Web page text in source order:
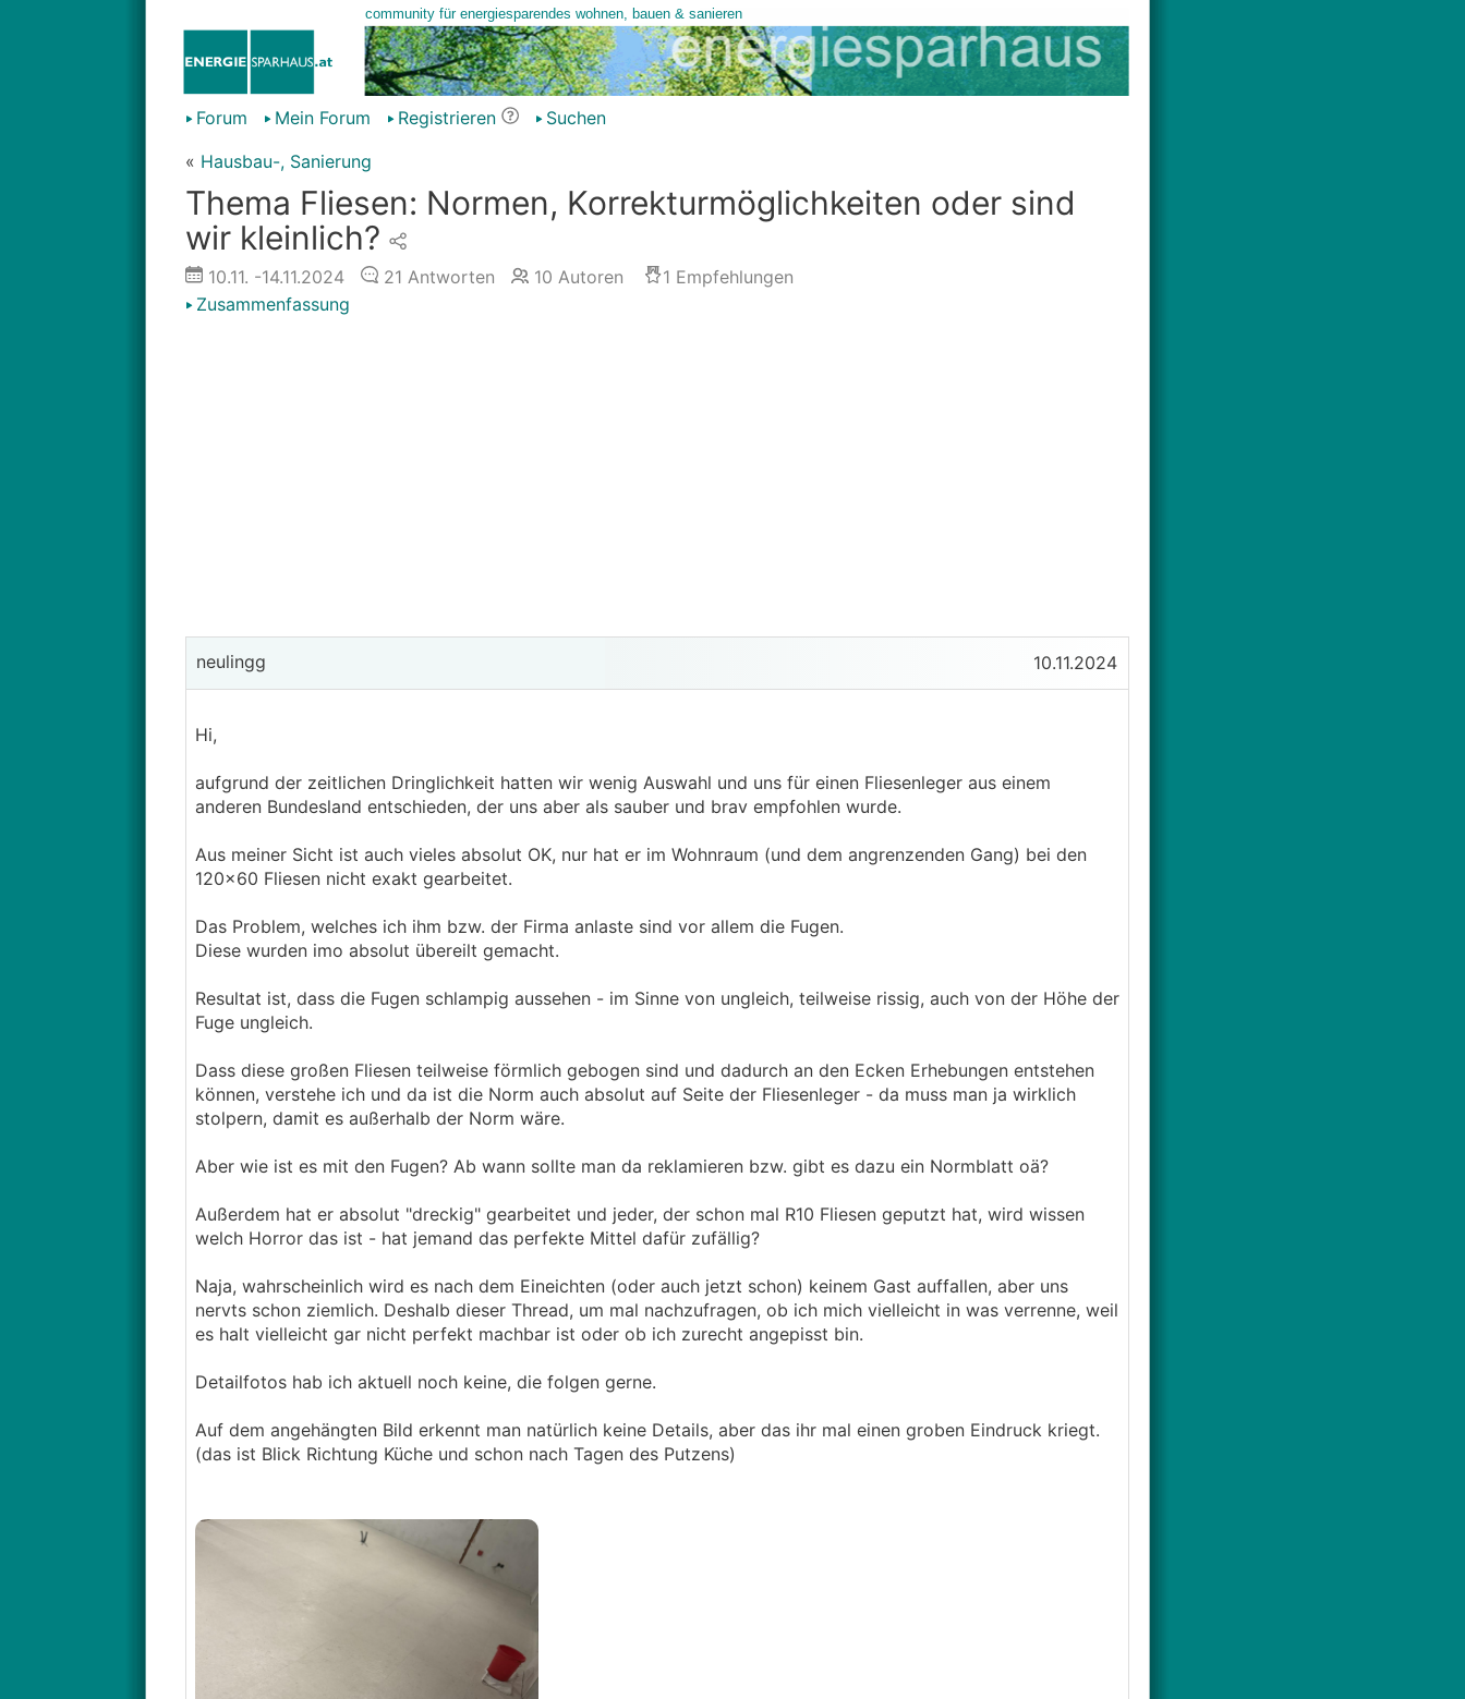
Forum Mein Forum Registrieren
Suchen
« Hausbau-, Sanierung
Thema Fliesen: Normen, Korrekturmöglichkeiten oder sind
wir kleinlich?
10.11. -14.11.2024 21 Antworten 10 Autoren 1 Empfehlungen
Zusammenfassung
neulingg 10.11.2024
Hi,
aufgrund der zeitlichen Dringlichkeit hatten wir wenig Auswahl und uns für einen Fliesenleger aus einem
anderen Bundesland entschieden, der uns aber als sauber und brav empfohlen wurde.
Aus meiner Sicht ist auch vieles absolut OK, nur hat er im Wohnraum (und dem angrenzenden Gang) bei den
120x60 Fliesen nicht exakt gearbeitet.
Das Problem, welches ich ihm bzw. der Firma anlaste sind vor allem die Fugen.
Diese wurden imo absolut übereilt gemacht.
Resultat ist, dass die Fugen schlampig aussehen - im Sinne von ungleich, teilweise rissig, auch von der Höhe der
Fuge ungleich.
Dass diese großen Fliesen teilweise förmlich gebogen sind und dadurch an den Ecken Erhebungen entstehen
können, verstehe ich und da ist die Norm auch absolut auf Seite der Fliesenleger - da muss man ja wirklich
stolpern, damit es außerhalb der Norm wäre.
Aber wie ist es mit den Fugen? Ab wann sollte man da reklamieren bzw. gibt es dazu ein Normblatt oä?
Außerdem hat er absolut "dreckig" gearbeitet und jeder, der schon mal R10 Fliesen geputzt hat, wird wissen
welch Horror das ist - hat jemand das perfekte Mittel dafür zufällig?
Naja, wahrscheinlich wird es nach dem Eineichten (oder auch jetzt schon) keinem Gast auffallen, aber uns
nervts schon ziemlich. Deshalb dieser Thread, um mal nachzufragen, ob ich mich vielleicht in was verrenne, weil
es halt vielleicht gar nicht perfekt machbar ist oder ob ich zurecht angepisst bin.
Detailfotos hab ich aktuell noch keine, die folgen gerne.
Auf dem angehängten Bild erkennt man natürlich keine Details, aber das ihr mal einen groben Eindruck kriegt.
(das ist Blick Richtung Küche und schon nach Tagen des Putzens)